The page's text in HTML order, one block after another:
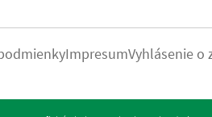
ImpresumVyhlásenie o